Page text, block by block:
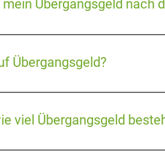
Übergangsgeld nach
Übergangsgeld?
viel Übergangsgeld